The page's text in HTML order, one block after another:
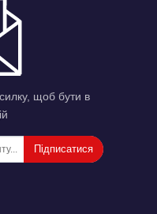
щоб бути в
Підписатися